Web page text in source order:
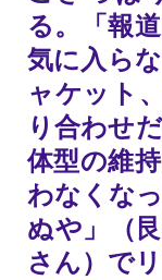
る。「報
気に入ら
ャケット
り合わせ
体型の維
わなくな
ぬや」（
さん）で